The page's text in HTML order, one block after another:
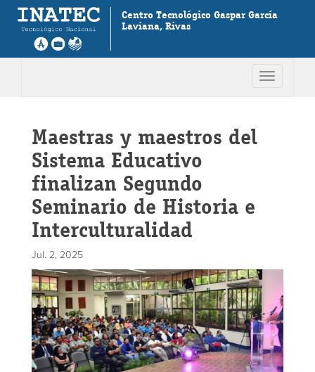
Centro Tecnológico Gaspar García
Laviana, Rivas
Toggle
Maestras y maestros del
Sistema Educativo
finalizan Segundo
Seminario de Historia e
Interculturalidad
Jul. 2, 2025